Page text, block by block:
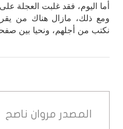
أما اليوم، فقد غلبت العجلة
ومع ذلك، مازال هناك من
نكتب من أجلهم، ونحيا بين
المصدر مروان ناصح